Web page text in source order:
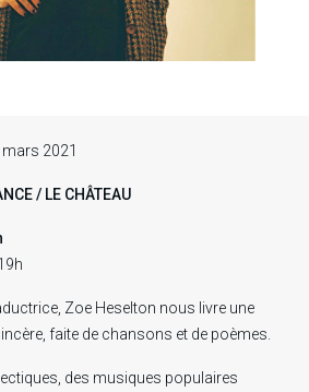
2021
/ LE CHÂTEAU
Zoe Heselton nous livre une
faite de chansons et de poèmes.
des musiques populaires